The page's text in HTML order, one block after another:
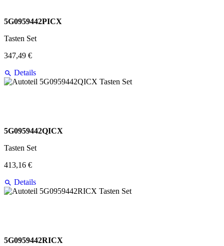
5G0959442PICX
Tasten Set
347,49 €
Details
5G0959442QICX
Tasten Set
413,16 €
Details
5G0959442RICX